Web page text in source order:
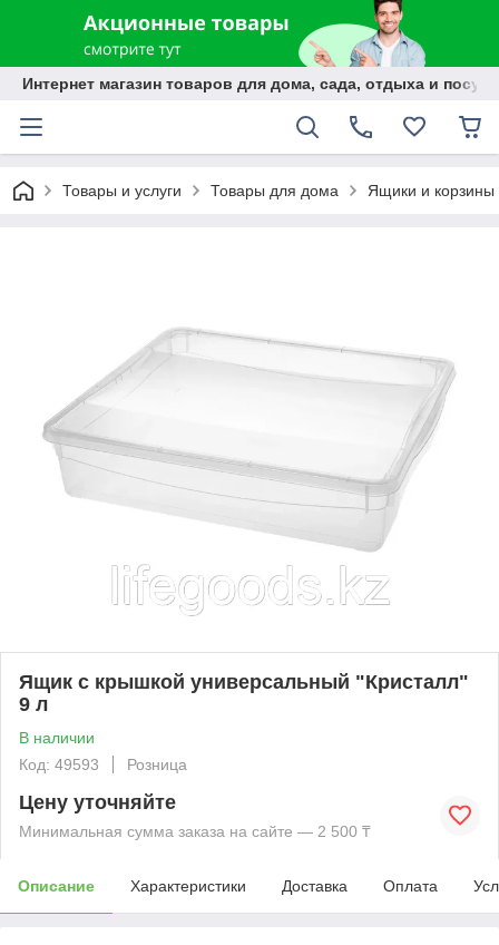
Интернет магазин товаров для дома, сада, отдыха и
Товары и услуги Товары для дома Ящики и корзины
Ящик с крышкой универсальный "Кристалл"
9 л
В наличии
Код: 49593
Розница
Цену уточняйте
Минимальная сумма заказа на сайте — 2 500 ₸
Описание Характеристики Доставка Оплата